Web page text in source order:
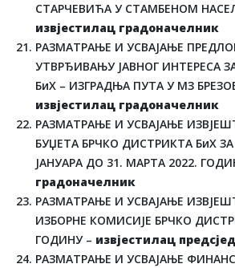
СТАРЧЕВИЋА У СТАМБЕНОМ
извјестилац градоначелник
РАЗМАТРАЊЕ И УСВАЈАЊЕ
УТВРЂИВАЊУ ЈАВНОГ ИНТЕРЕСА
БиХ – ИЗГРАДЊА ПУТА У МЗ
извјестилац градоначелник
РАЗМАТРАЊЕ И УСВАЈАЊЕ
БУЏЕТА БРЧКО ДИСТРИКТА БиХ
ЈАНУАРА ДО 31. МАРТА 2022.
градоначелник
РАЗМАТРАЊЕ И УСВАЈАЊЕ
ИЗБОРНЕ КОМИСИЈЕ БРЧКО
ГОДИНУ – извјестилац
РАЗМАТРАЊЕ И УСВАЈАЊЕ